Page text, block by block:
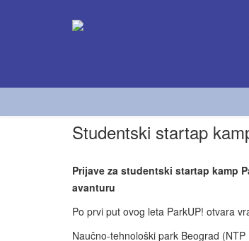
Studentski startap
Prijave za studentski startap kamp
avanturu
Po prvi put ovog leta ParkUP! otvara
Naučno-tehnološki park Beograd